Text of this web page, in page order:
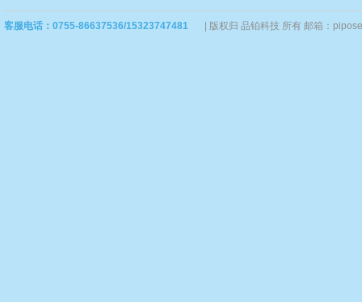
客服电话：0755-86637536/15323747481 版权归 品铂科技 所有 邮箱：